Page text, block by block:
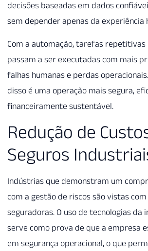
decisões baseadas em dados
sem depender apenas da experiência
Com a automação, tarefas repetitivas
passam a ser executadas com mais
falhas humanas e perdas
disso é uma operação mais segura,
financeiramente sustentável.
Redução de
Seguros
Indústrias que demonstram um
com a gestão de riscos são vistas
seguradoras. O uso de tecnologias da
serve como prova de que a empresa
em segurança operacional, o que